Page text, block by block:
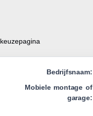
Bedrijfsnaam:
Mobiele montage of
garage: